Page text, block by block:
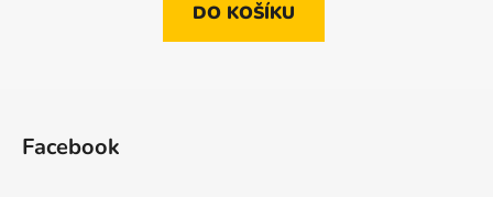
DO KOŠÍKU
Facebook